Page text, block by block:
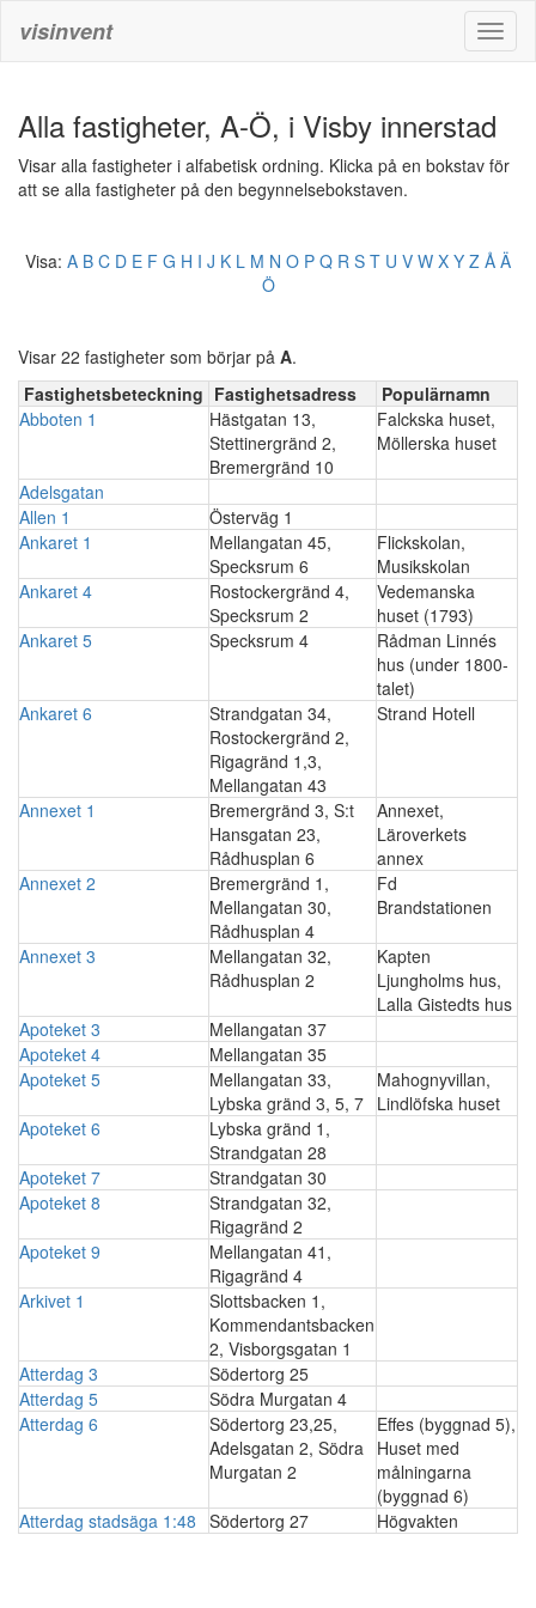
visinvent
Alla fastigheter, A-Ö, i Visby innerstad
Visar alla fastigheter i alfabetisk ordning. Klicka på en bokstav för
att se alla fastigheter på den begynnelsebokstaven.
Visa: A B C D E F G H I J K L M N O P Q R S T U V W X Y Z Å Ä
Ö
Visar 22 fastigheter som börjar på A.
Fastighetsbeteckning Fastighetsadress
Populärnamn
Abboten 1
Hästgatan 13,
Stettinergränd 2,
Bremergränd 10
Falckska huset,
Möllerska huset
Adelsgatan
Allen 1
Österväg 1
Ankaret 1
Mellangatan 45,
Specksrum 6
Flickskolan,
Musikskolan
Ankaret 4
Rostockergränd 4,
Specksrum 2
Vedemanska
huset (1793)
Ankaret 5
Specksrum 4
Rådman Linnés
hus (under 1800-
talet)
Ankaret 6
Strandgatan 34,
Rostockergränd 2,
Rigagränd 1,3,
Mellangatan 43
Strand Hotell
Annexet 1
Bremergränd 3, S:t
Hansgatan 23,
Rådhusplan 6
Annexet,
Läroverkets
annex
Annexet 2
Bremergränd 1,
Mellangatan 30,
Rådhusplan 4
Fd
Brandstationen
Annexet 3
Mellangatan 32,
Rådhusplan 2
Kapten
Ljungholms hus,
Lalla Gistedts hus
Apoteket 3
Mellangatan 37
Apoteket 4
Mellangatan 35
Apoteket 5
Mellangatan 33,
Lybska gränd 3, 5, 7
Mahognyvillan,
Lindlöfska huset
Apoteket 6
Lybska gränd 1,
Strandgatan 28
Apoteket 7
Strandgatan 30
Apoteket 8
Strandgatan 32,
Rigagränd 2
Apoteket 9
Mellangatan 41,
Rigagränd 4
Arkivet 1
Slottsbacken 1,
Kommendantsbacken
2, Visborgsgatan 1
Atterdag 3
Södertorg 25
Atterdag 5
Södra Murgatan 4
Atterdag 6
Södertorg 23,25,
Adelsgatan 2, Södra
Murgatan 2
Effes (byggnad 5),
Huset med
målningarna
(byggnad 6)
Atterdag stadsäga 1:48 Södertorg 27 Högvakten